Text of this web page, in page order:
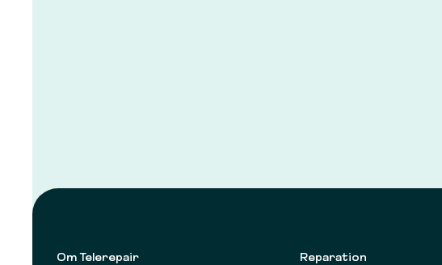
Om Telerepair Reparation